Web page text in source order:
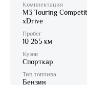
Комплектация
M3 Touring
xDrive
Пробег
10 265 км
Кузов
Спорткар
Тип топлива
Бензин